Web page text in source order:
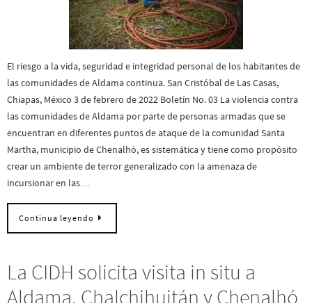
El riesgo a la vida, seguridad e integridad personal de los habitantes de
las comunidades de Aldama continua. San Cristóbal de Las Casas,
Chiapas, México 3 de febrero de 2022 Boletín No. 03 La violencia contra
las comunidades de Aldama por parte de personas armadas que se
encuentran en diferentes puntos de ataque de la comunidad Santa
Martha, municipio de Chenalhó, es sistemática y tiene como propósito
crear un ambiente de terror generalizado con la amenaza de
incursionar en las…
Continua leyendo
La CIDH solicita visita in situ a
Aldama, Chalchihuitán y Chenalhó